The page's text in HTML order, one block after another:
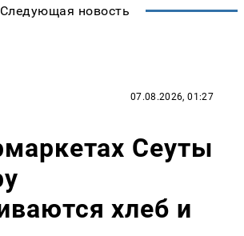
Следующая новость
07.08.2026, 01:27
Сеуты
хлеб и